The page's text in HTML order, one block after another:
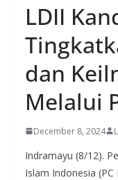
LDII
dan
Melalui
December 8, 2024
Indramayu (8/12).
Islam Indonesia